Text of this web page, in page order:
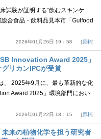
試験が証明する“飲むスキンケ
合食品・飲料品見本市「Gulfood
2026年01月26日 19：58 原料
Innovation Award 2025」
リカンIPCが受賞
、 2025年9月に、最も革新的な化
Award 2025」環境部門におい
2026年01月22日 18：15 原料
来の植物化学を担う研究者